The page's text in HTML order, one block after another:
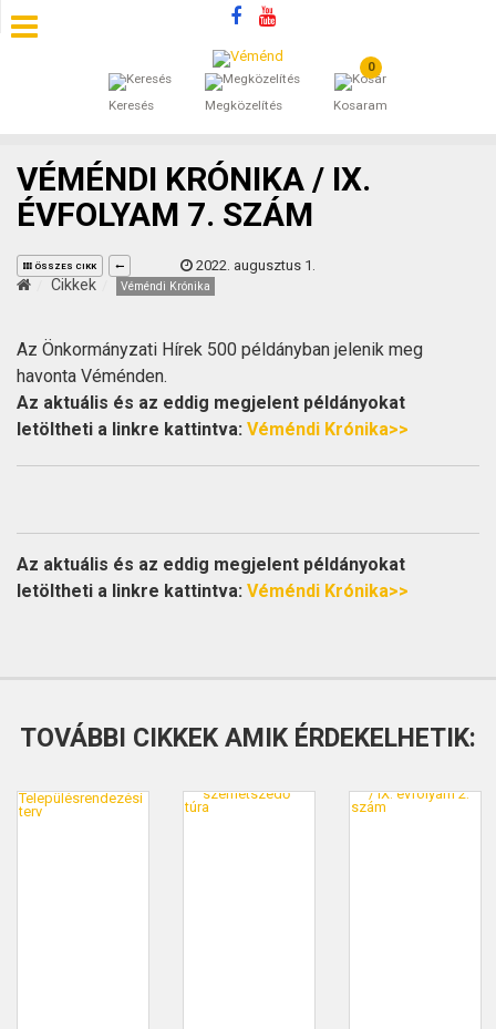
Keresés Megközelítés
0
Kosaram
SZÁLLÁSOK
ÁLTALÁNOS SZERZŐDÉSI FELTÉTELEK
KINCSES BARANYA VÉMÉND
VÉMÉNDI KRÓNIKA / IX.
ÉVFOLYAM 7. SZÁM
ÖSSZES CIKK 2022. augusztus 1.
Cikkek Véméndi Krónika
Az Önkormányzati Hírek 500 példányban jelenik meg
havonta Véménden.
Az aktuális és az eddig megjelent példányokat
letöltheti a linkre kattintva: Véméndi Krónika>>
Az aktuális és az eddig megjelent példányokat
letöltheti a linkre kattintva: Véméndi Krónika>>
TOVÁBBI CIKKEK AMIK ÉRDEKELHETIK: